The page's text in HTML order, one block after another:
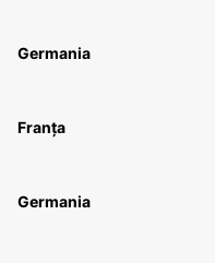
Germania
Franța
Germania